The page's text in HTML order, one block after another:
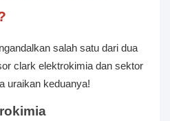
salah satu dari dua
clark elektrokimia dan sektor
uraikan keduanya!